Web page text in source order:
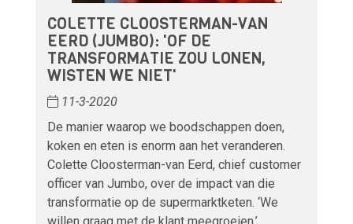
COLETTE CLOOSTERMAN-VAN
EERD (JUMBO): 'OF DE
TRANSFORMATIE ZOU LONEN,
WISTEN WE NIET'
11-3-2020
De manier waarop we boodschappen doen,
koken en eten is enorm aan het veranderen.
Colette Cloosterman-van Eerd, chief customer
officer van Jumbo, over de impact van die
transformatie op de supermarktketen. ‘We